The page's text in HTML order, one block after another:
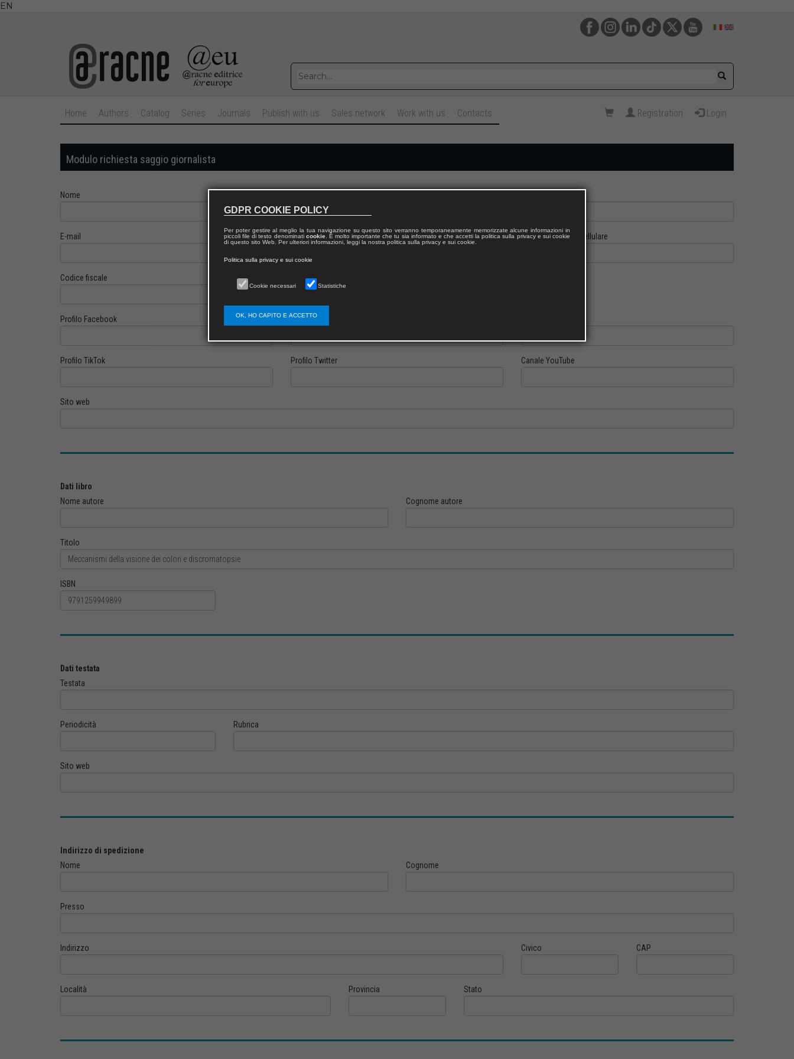
EN
Home Authors Catalog Series Journals Publish with us Sales network Work with us Contacts Registration Login
Modulo richiesta saggio giornalista
Nome
E-mail Telefono fisso Cellulare
Codice fiscale
Profilo Facebook Profilo Instagram
Profilo TikTok Profilo Twitter Canale YouTube
Sito web
Dati libro
Nome autore
Cognome autore
Titolo
ISBN
Dati testata
Testata
Periodicità Rubrica
Sito web
Indirizzo di spedizione
Nome
Cognome
Presso
Indirizzo Civico CAP
Località Provincia Stato
GDPR COOKIE POLICY
Per poter gestire al meglio la tua navigazione su questo sito verranno temporaneamente memorizzate alcune informazioni in
piccoli file di testo denominati cookie. È molto importante che tu sia informato e che accetti la politica sulla privacy e sui cookie
di questo sito Web. Per ulteriori informazioni, leggi la nostra politica sulla privacy e sui cookie.
Politica sulla privacy e sui cookie
Cookie necessari Statistiche
OK, HO CAPITO E ACCETTO